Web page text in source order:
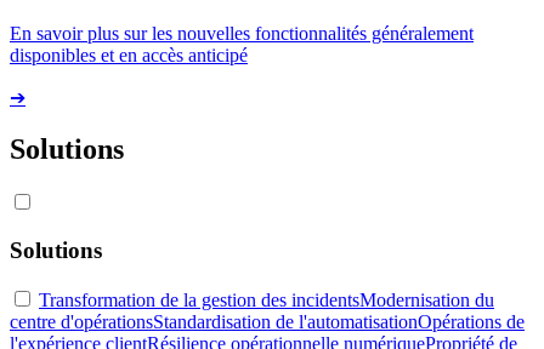
En savoir plus sur les nouvelles fonctionnalités généralement
disponibles et en accès anticipé
➔
Solutions
Solutions
Transformation de la gestion des incidentsModernisation du
centre d'opérationsStandardisation de l'automatisationOpérations de
l'expérience clientRésilience opérationnelle numériquePropriété de